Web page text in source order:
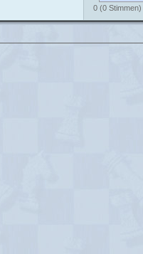
0 (0 Stimmen)